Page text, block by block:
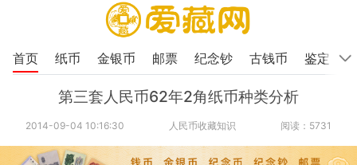
首页 纸币 金银币 邮票 纪念钞 古钱币 鉴定
第三套人民币62年2角纸币种类分析
2014-09-04 10:16:30 人民币收藏知识 阅读：5731